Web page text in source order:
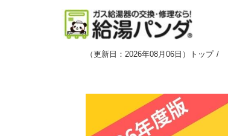
（更新日：2026年08月06日 ） トップ